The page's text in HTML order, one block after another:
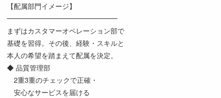
【配属部門イメージ】
━━━━━━━━━━━━━━━━
まずはカスタマーオペレーション部で
基礎を習得。その後、経験・スキルと
本人の希望を踏まえて配属を決定。
◆ 品質管理部
2重3重のチェックで正確・
安心なサービスを届ける